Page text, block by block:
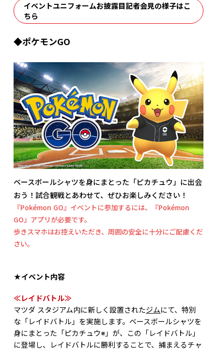
イベントユニフォームお披露目記者会見の様子はこ
ちら
◆ポケモンGO
ベースボールシャツを身にまとった「ピカチュウ」に出会
おう！試合観戦とあわせて、ぜひお楽しみください！
『Pokémon GO』イベントに参加するには、『Pokémon
GO』アプリが必要です。
歩きスマホはお控えいただき、周囲の安全に十分にご配慮くだ
さい。
★イベント内容
≪レイドバトル≫
マツダ スタジアム内に新しく設置されたジムにて、特別
な「レイドバトル」を実施します。ベースボールシャツを
身にまとった「ピカチュウ※」が、この「レイドバトル」
に登場し、レイドバトルに勝利することで、捕まえるチャ